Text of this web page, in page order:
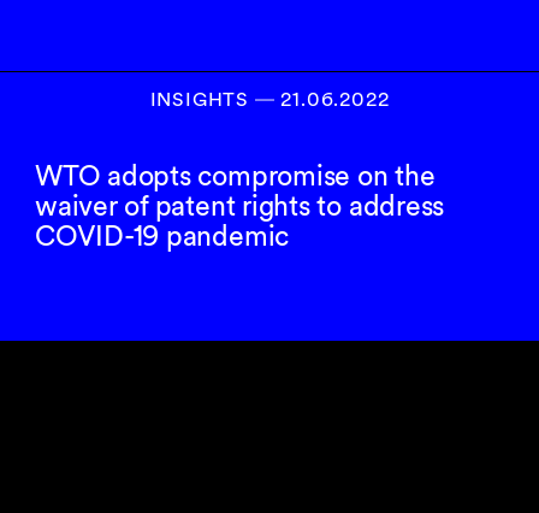
INSIGHTS ― 21.06.2022
WTO adopts compromise on the
waiver of patent rights to address
COVID-19 pandemic